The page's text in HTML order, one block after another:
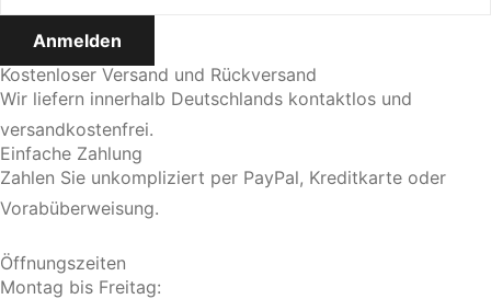
Kostenloser Versand und Rückversand
Wir liefern innerhalb Deutschlands kontaktlos und
versandkostenfrei.
Einfache Zahlung
Zahlen Sie unkompliziert per PayPal, Kreditkarte oder
Vorabüberweisung.
Öffnungszeiten
Montag bis Freitag: